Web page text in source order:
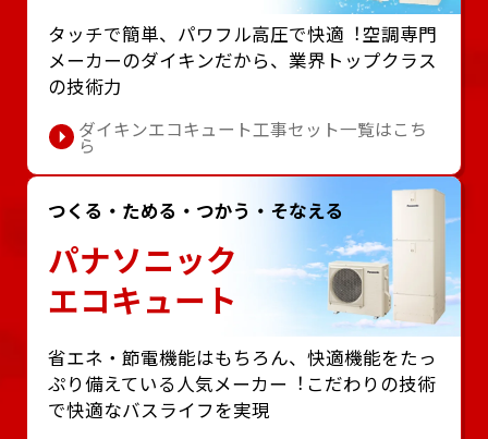
タッチで簡単、パワフル⾼圧で快適︕空調専⾨
メーカーのダイキンだから、業界トップクラス
の技術⼒
ダイキンエコキュート工事セット一覧はこち
ら
つくる・ためる・つかう・そなえる
パナソニック
エコキュート
省エネ・節電機能はもちろん、快適機能をたっ
ぷり備えている⼈気メーカー︕こだわりの技術
で快適なバスライフを実現